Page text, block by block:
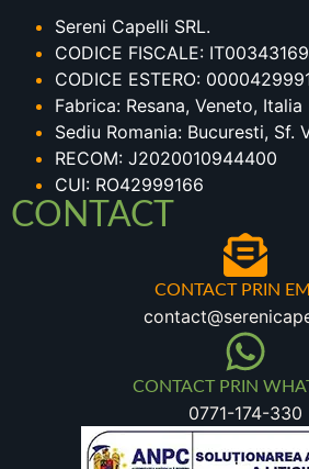
Sereni Capelli SRL.
CODICE FISCALE:
CODICE ESTERO:
Fabrica: Resana, Veneto, Italia
Sediu Romania: Bucuresti, Sf.
RECOM: J2020010944400
CUI: RO42999166
CONTACT
CONTACT PRIN
CONTACT PRIN
0771-174-330